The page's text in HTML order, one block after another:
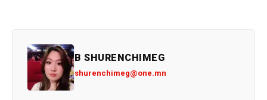
B SHURENCHIMEG
shurenchimeg@one.mn